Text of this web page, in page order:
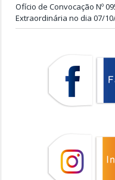
Ofício de Convocação Nº
Extraordinária no dia 07/